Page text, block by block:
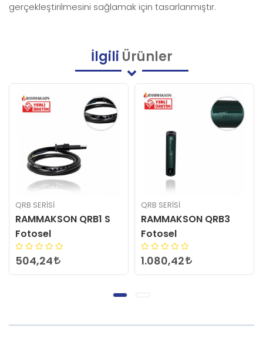
gerçekleştirilmesini sağlamak için tasarlanmıştır.
İlgili Ürünler
QRB SERISI
RAMMAKSON QRB1 S
Fotosel
504,24
QRB SERISI
RAMMAKSON QRB3
Fotosel
1.080,42